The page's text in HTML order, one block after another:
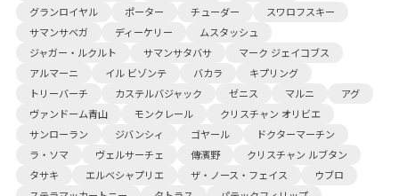
グランロイヤル
ポーター チューダー
スワロフスキー
サマンサベガ
ディーケリー
ムスタッシュ
ジャガー・ルクルト
サマンサタバサ
マーク ジェイコブス
アルマーニ
イル ビゾンテ バカラ
キプリング
トリーバーチ
カステルバジャック ゼニス マルニ
アグ
ヴァンドーム青山
モンクレール
クリスチャン オリビエ
サンローラン
ジバンシィ ゴヤール
ドクターマーチン
ラ・ソマ
ヴェルサーチェ 傳濱野
クリスチャン ルブタン
タサキ
エルベシャプリエ ザ・ノース・フェイス
ウブロ